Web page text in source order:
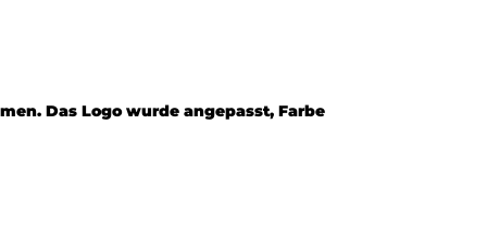
Das Logo wurde angepasst, Farbe